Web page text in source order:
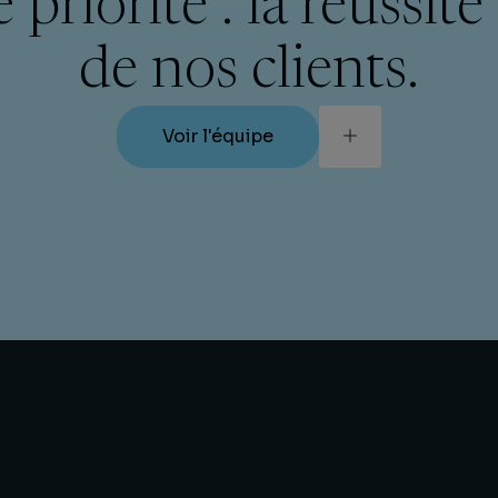
de nos clients.
Voir l'équipe